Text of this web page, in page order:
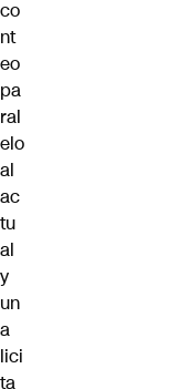
co
nt
eo
pa
ral
elo
al
ac
tu
al
y
un
a
lici
ta